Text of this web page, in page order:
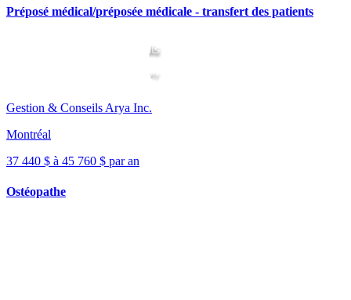
Préposé médical/préposée médicale - transfert des patients
Gestion & Conseils Arya Inc.
Montréal
37 440 $ à 45 760 $ par an
Ostéopathe